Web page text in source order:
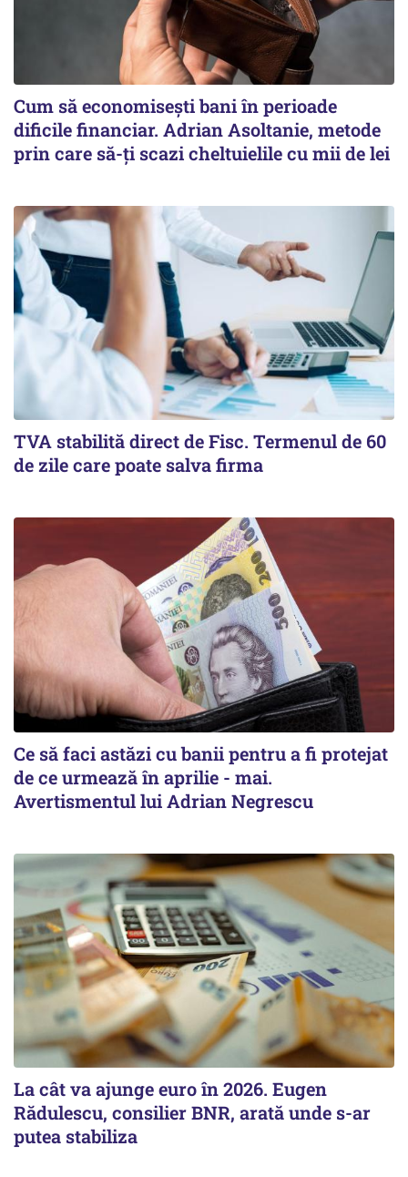
Cum să economisești bani în perioade
dificile financiar. Adrian Asoltanie, metode
prin care să-ți scazi cheltuielile cu mii de lei
TVA stabilită direct de Fisc. Termenul de 60
de zile care poate salva firma
Ce să faci astăzi cu banii pentru a fi protejat
de ce urmează în aprilie - mai.
Avertismentul lui Adrian Negrescu
La cât va ajunge euro în 2026. Eugen
Rădulescu, consilier BNR, arată unde s-ar
putea stabiliza